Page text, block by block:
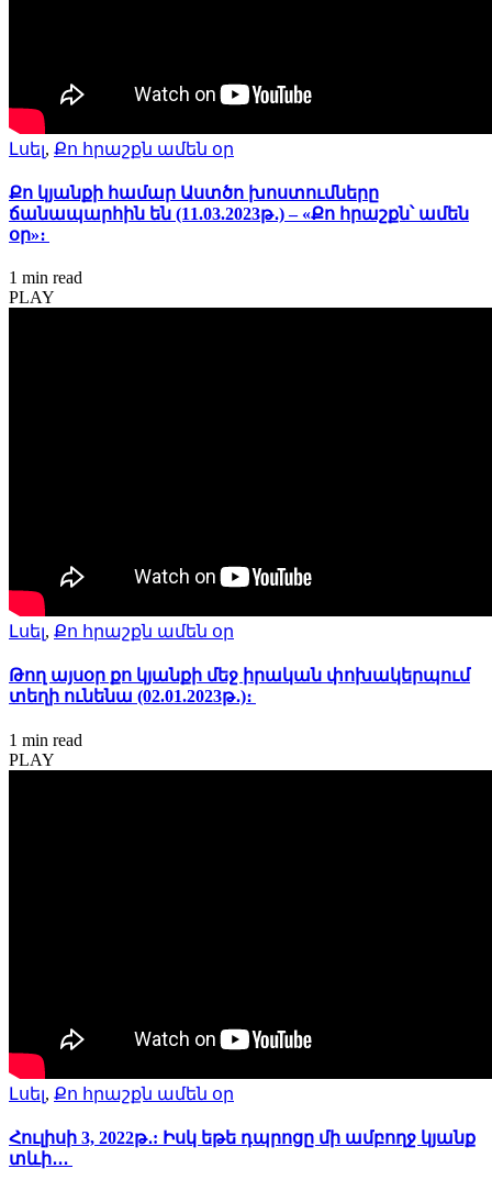
Լսել, Քո հրաշքն ամեն օր
Քո կյանքի համար Աստծո խոստումները
ճանապարհին են (11.03.2023թ․) – «Քո հրաշքն՝ ամեն
օր»։
1 min read
PLAY
Լսել, Քո հրաշքն ամեն օր
Թող այսօր քո կյանքի մեջ իրական փոխակերպում
տեղի ունենա (02.01.2023թ․)։
1 min read
PLAY
Լսել, Քո հրաշքն ամեն օր
Հուլիսի 3, 2022թ․: Իսկ եթե դպրոցը մի ամբողջ կյանք
տևի․․․